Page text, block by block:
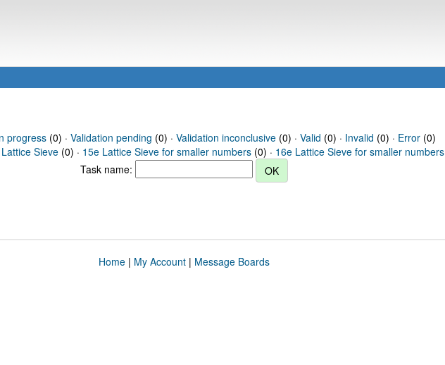
progress(0) · Validation pending (0) · Validation inconclusive(0) · Valid (0) · Invalid (0) · Error(0)
Sieve (0) · 15e Lattice Sieve for smaller numbers (0) · 16e Lattice Sieve for smaller numbers
Task name:
Home| My Account| Message Boards